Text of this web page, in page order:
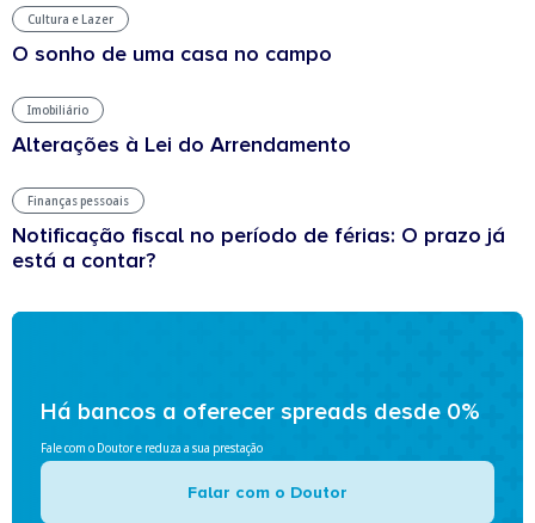
Cultura e Lazer
O sonho de uma casa no campo
Imobiliário
Alterações à Lei do Arrendamento
Finanças pessoais
Notificação fiscal no período de férias: O prazo já
está a contar?
Há bancos a oferecer spreads desde 0%
Fale com o Doutor e reduza a sua prestação
Falar com o Doutor